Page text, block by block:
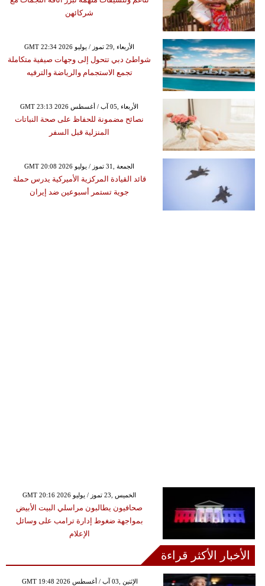
شركائهن
GMT 22:34 2026 الأربعاء ,29 تموز / يوليو
شواطئ دبي تتحول إلى وجهات صيفية متكاملة
تجمع الاستجمام والرياضة والترفيه
GMT 23:13 2026 الأربعاء ,05 آب / أغسطس
نصائح مضمونة للحفاظ على صحة النباتات
المنزلية قبل السفر
GMT 20:08 2026 الجمعة ,31 تموز / يوليو
قائد القيادة المركزية الأميركية يدرس حملة
جوية تستمر أسبوعين ضد إيران
GMT 20:16 2026 الخميس ,23 تموز / يوليو
صحافيون يطالبون مراسلي البيت الأبيض
بمواجهة ضغوط إدارة ترامب على وسائل
الإعلام
الأخبار الأكثر قراءة
GMT 19:48 2026 الإثنين ,03 آب / أغسطس